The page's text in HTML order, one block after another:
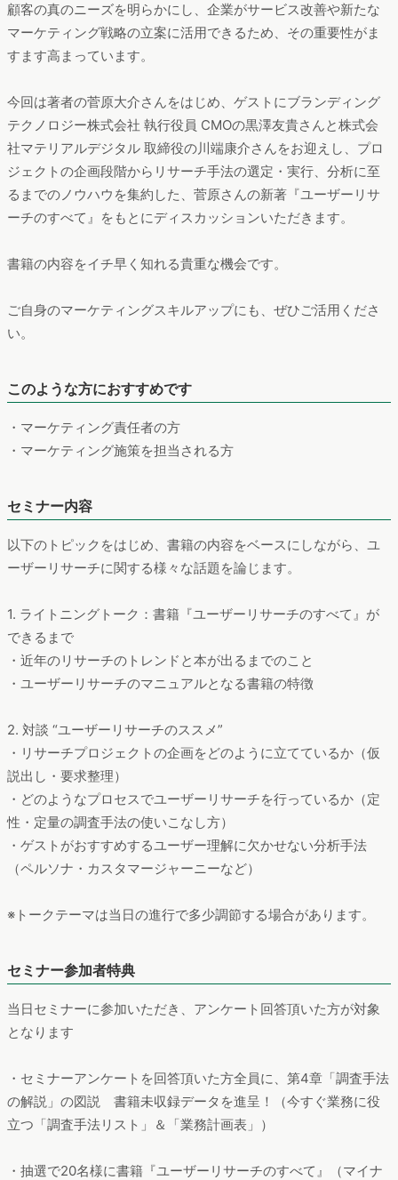
顧客の真のニーズを明らかにし、企業がサービス改善や新たな
マーケティング戦略の立案に活用できるため、その重要性がま
すます高まっています。
今回は著者の菅原大介さんをはじめ、ゲストにブランディング
テクノロジー株式会社 執行役員 CMOの黒澤友貴さんと株式会
社マテリアルデジタル 取締役の川端康介さんをお迎えし、プロ
ジェクトの企画段階からリサーチ手法の選定・実行、分析に至
るまでのノウハウを集約した、菅原さんの新著『ユーザーリサ
ーチのすべて』をもとにディスカッションいただきます。
書籍の内容をイチ早く知れる貴重な機会です。
ご自身のマーケティングスキルアップにも、ぜひご活用くださ
い。
このような方におすすめです
・マーケティング責任者の方
・マーケティング施策を担当される方
セミナー内容
以下のトピックをはじめ、書籍の内容をベースにしながら、ユ
ーザーリサーチに関する様々な話題を論じます。
1. ライトニングトーク：書籍『ユーザーリサーチのすべて』が
できるまで
・近年のリサーチのトレンドと本が出るまでのこと
・ユーザーリサーチのマニュアルとなる書籍の特徴
2. 対談 “ユーザーリサーチのススメ”
・リサーチプロジェクトの企画をどのように立てているか（仮
説出し・要求整理）
・どのようなプロセスでユーザーリサーチを行っているか（定
性・定量の調査手法の使いこなし方）
・ゲストがおすすめするユーザー理解に欠かせない分析手法
（ペルソナ・カスタマージャーニーなど）
※トークテーマは当日の進行で多少調節する場合があります。
セミナー参加者特典
当日セミナーに参加いただき、アンケート回答頂いた方が対象
となります
・セミナーアンケートを回答頂いた方全員に、第4章「調査手法
の解説」の図説 書籍未収録データを進呈！（今すぐ業務に役
立つ「調査手法リスト」＆「業務計画表」）
・抽選で20名様に書籍『ユーザーリサーチのすべて』（マイナ